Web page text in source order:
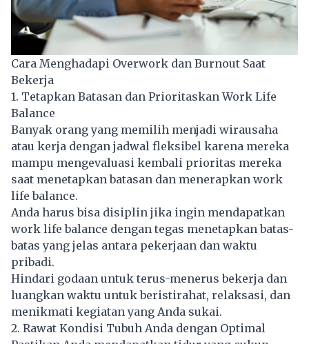
Cara Menghadapi Overwork dan Burnout Saat
Bekerja
1. Tetapkan Batasan dan Prioritaskan Work Life
Balance
Banyak orang yang memilih menjadi wirausaha
atau kerja dengan jadwal fleksibel karena mereka
mampu mengevaluasi kembali prioritas mereka
saat menetapkan batasan dan menerapkan work
life balance.
Anda harus bisa disiplin jika ingin mendapatkan
work life balance dengan tegas menetapkan batas-
batas yang jelas antara pekerjaan dan waktu
pribadi.
Hindari godaan untuk terus-menerus bekerja dan
luangkan waktu untuk beristirahat, relaksasi, dan
menikmati kegiatan yang Anda sukai.
2. Rawat Kondisi Tubuh Anda dengan Optimal